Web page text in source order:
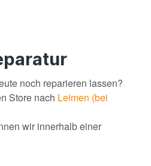
noch reparieren lassen?
Store nach Leimen (bei
wir innerhalb einer